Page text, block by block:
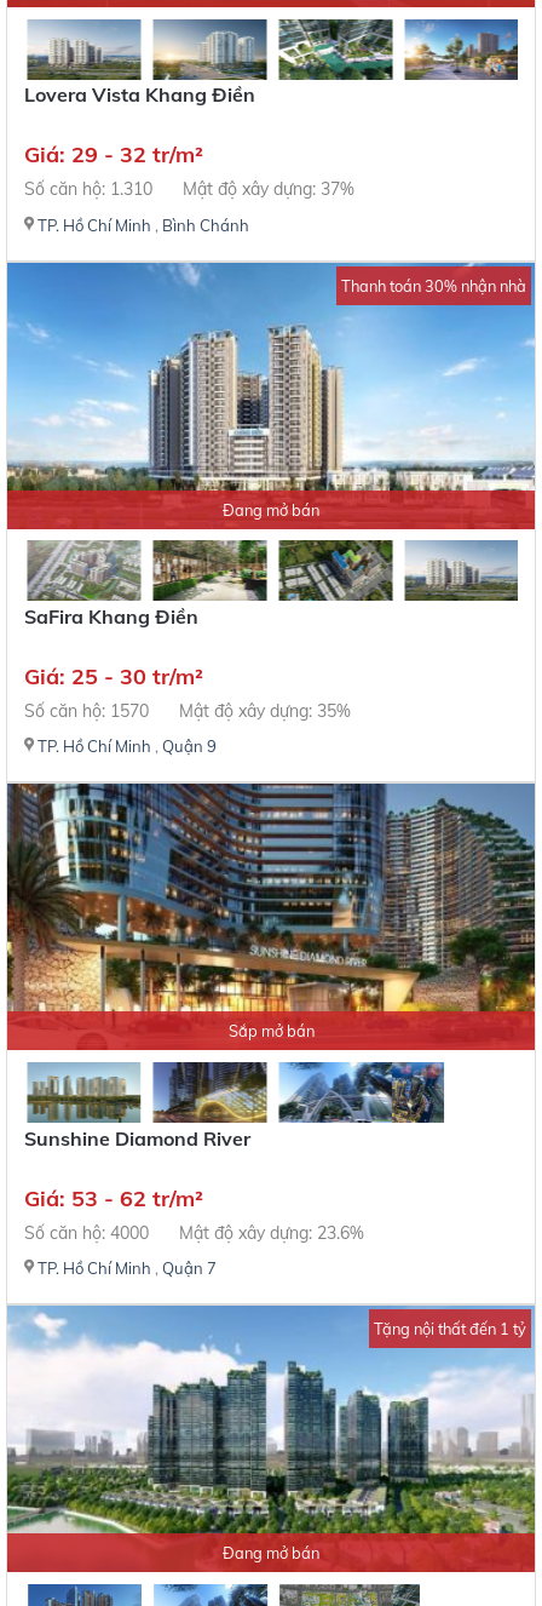
Lovera Vista Khang Điền
Giá: 29 - 32 tr/m²
Số căn hộ: 1.310 Mật độ xây dựng: 37%
TP. Hồ Chí Minh , Bình Chánh
Thanh toán 30% nhận nhà
Đang mở bán
SaFira Khang Điền
Giá: 25 - 30 tr/m²
Số căn hộ: 1570 Mật độ xây dựng: 35%
TP. Hồ Chí Minh , Quận 9
Sắp mở bán
Sunshine Diamond River
Giá: 53 - 62 tr/m²
Số căn hộ: 4000 Mật độ xây dựng: 23.6%
TP. Hồ Chí Minh , Quận 7
Tặng nội thất đến 1 tỷ
Đang mở bán